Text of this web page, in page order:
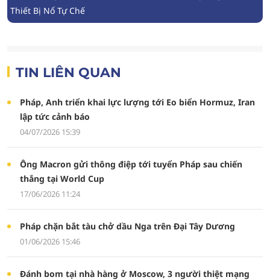
Thiết Bị Nổ Tự Chế
TIN LIÊN QUAN
Pháp, Anh triển khai lực lượng tới Eo biển Hormuz, Iran
lập tức cảnh báo
04/07/2026 15:39
Ông Macron gửi thông điệp tới tuyển Pháp sau chiến
thắng tại World Cup
17/06/2026 11:24
Pháp chặn bắt tàu chở dầu Nga trên Đại Tây Dương
01/06/2026 15:46
Đánh bom tại nhà hàng ở Moscow, 3 người thiệt mạng